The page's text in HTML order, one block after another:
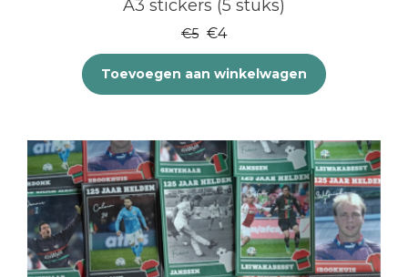
A3 stickers (5 stuks)
€5 Oorspronkelijke
prijs
was:
€5.
€4Huidige
prijs
is:
€4.
Toevoegen aan winkelwagen